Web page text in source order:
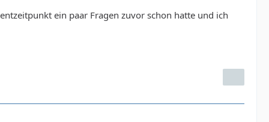
ein paar Fragen zuvor schon hatte und ich